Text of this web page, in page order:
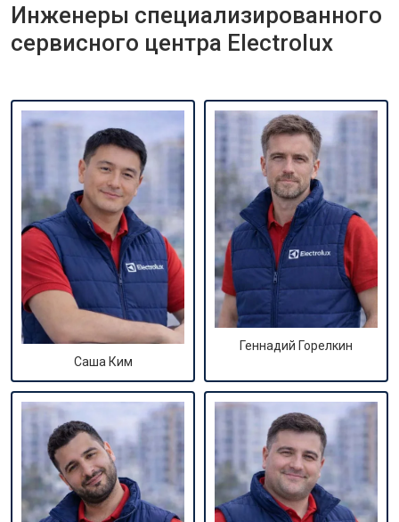
Инженеры специализированного
сервисного центра Electrolux
Саша Ким
Геннадий Горелкин